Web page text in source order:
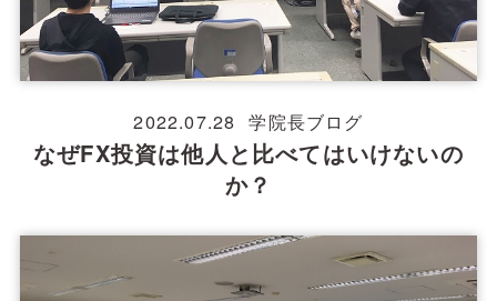
2022.07.28 学院長ブログ
なぜFX投資は他人と比べてはいけないの
か？